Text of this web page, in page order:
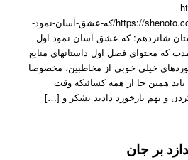
https://shenoto.com/album/podcast/274967/که-عشق-آسان-نمود-
شانزدهم: که عشق آسان نمود اول
که محتوای فصل اول داستانهای منابع
خیلی خوبی از مخاطبین، مخصوصا
همین جا از همه کسائیکه وقت
و بهم بازخورد دادند تشکر و […]
بر جان